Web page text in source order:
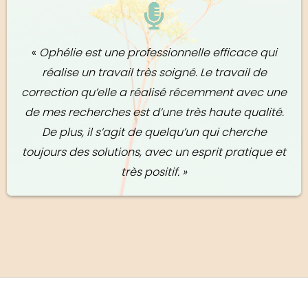
« Ophélie est une professionnelle efficace qui
réalise un travail très soigné. Le travail de
correction qu’elle a réalisé récemment avec une
de mes recherches est d’une très haute qualité.
De plus, il s’agit de quelqu’un qui cherche
toujours des solutions, avec un esprit pratique et
très positif. »